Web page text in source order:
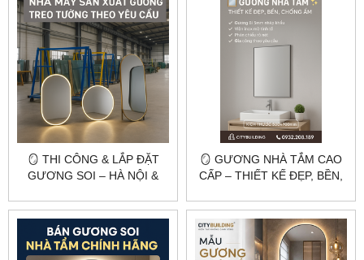
🪞 THI CÔNG & LẮP ĐẶT
GƯƠNG SOI – HÀ NỘI &
🪞 GƯƠNG NHÀ TẮM CAO
CẤP – THIẾT KẾ ĐẸP, BỀN,
🛁